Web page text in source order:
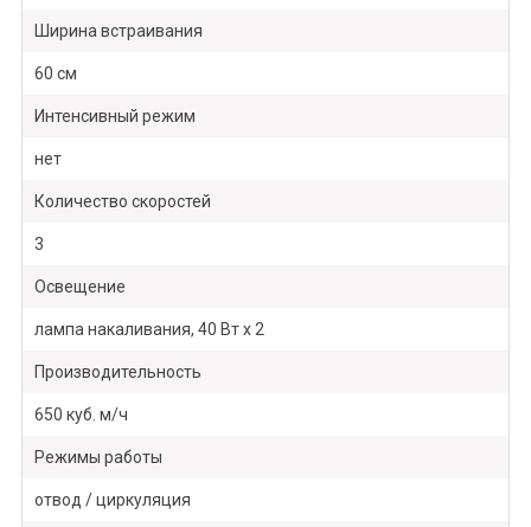
Ширина встраивания
60 см
Интенсивный режим
нет
Количество скоростей
3
Освещение
лампа накаливания, 40 Вт х 2
Производительность
650 куб. м/ч
Режимы работы
отвод / циркуляция